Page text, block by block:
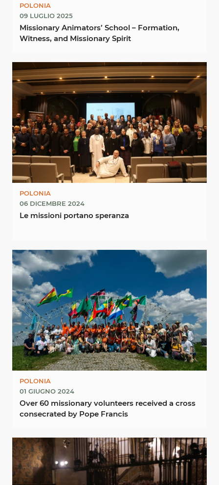
POLONIA
09 LUGLIO 2025
Missionary Animators’ School – Formation,
Witness, and Missionary Spirit
POLONIA
06 DICEMBRE 2024
Le missioni portano speranza
POLONIA
01 GIUGNO 2024
Over 60 missionary volunteers received a cross
consecrated by Pope Francis